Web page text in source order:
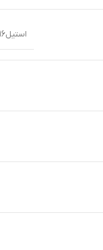
استیل316 (ضد حساسیت)